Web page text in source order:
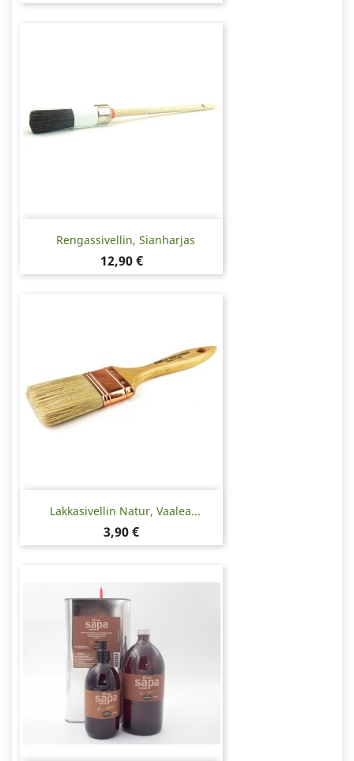
Rengassivellin, Sianharjas
Hinta
12,90 €
Lakkasivellin Natur, Vaalea...
Hinta
3,90 €